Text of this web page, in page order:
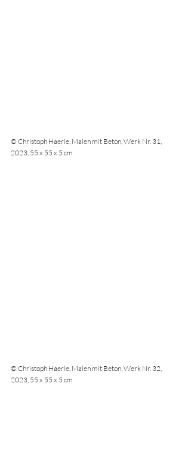
© Christoph Haerle, Malen mit Beton, Werk Nr. 31,
2023, 55 x 55 x 5 cm
© Christoph Haerle, Malen mit Beton, Werk Nr. 32,
2023, 55 x 55 x 5 cm